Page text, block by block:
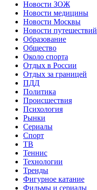
Новости ЗОЖ
Новости медицины
Новости Москвы
Новости путешествий
Образование
Общество
Около спорта
Отдых в России
Отдых за границей
ПДД
Политика
Происшествия
Психология
Рынки
Сериалы
Спорт
ТВ
Теннис
Технологии
Тренды
Фигурное катание
Фильмы и сериалы